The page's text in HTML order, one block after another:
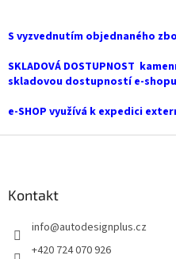
S vyzvednutím objednaného
SKLADOVÁ DOSTUPNOST
skladovou dostupností e-
e-SHOP využívá k expedici
Kontakt
info@autodesignplus.cz
+420 724 070 926